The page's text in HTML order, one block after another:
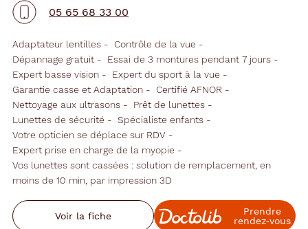
05 65 68 33 00
Adaptateur lentilles
Contrôle de la vue
Dépannage gratuit
Essai de 3 montures pendant 7 jours
Expert basse vision
Expert du sport à la vue
Garantie casse et Adaptation
Certifié AFNOR
Nettoyage aux ultrasons
Prêt de lunettes
Lunettes de sécurité
Spécialiste enfants
Votre opticien se déplace sur RDV
Expert prise en charge de la myopie
Vos lunettes sont cassées : solution de remplacement, en
moins de 10 min, par impression 3D
Voir la fiche
Prendre
rendez‑vous